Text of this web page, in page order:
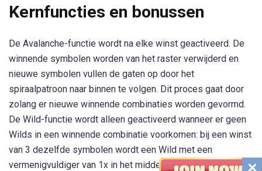
Kernfuncties en bonussen
De Avalanche-functie wordt na elke winst geactiveerd. De
winnende symbolen worden van het raster verwijderd en
nieuwe symbolen vullen de gaten op door het
spiraalpatroon naar binnen te volgen. Dit proces gaat door
zolang er nieuwe winnende combinaties worden gevormd.
De Wild-functie wordt alleen geactiveerd wanneer er geen
Wilds in een winnende combinatie voorkomen: bij een winst
van 3 dezelfde symbolen wordt een Wild met een
vermenigvuldiger van 1x in het midden van de winst